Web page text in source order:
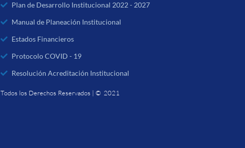
Plan de Desarrollo Institucional 2022 - 2027
Manual de Planeación Institucional
Estados Financieros
Protocolo COVID - 19
Resolución Acreditación Institucional
Todos los Derechos Reservados | © 2021